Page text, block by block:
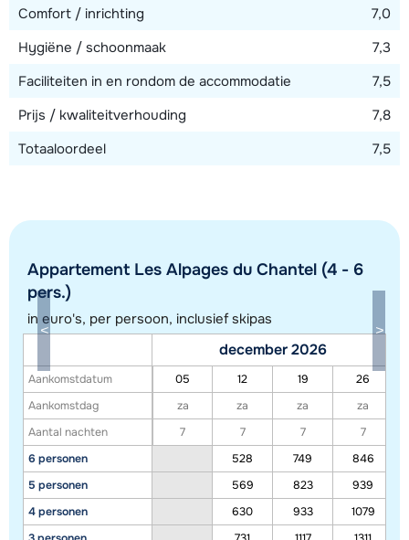
Toon alle accommodaties in dit gebied
exacte locatie kan enigszins afwijken.
Comfort / inrichting
7,0
Hygiëne / schoonmaak
7,3
Faciliteiten in en rondom de accommodatie
7,5
Prijs / kwaliteitverhouding
7,8
Totaaloordeel
7,5
Appartement Les Alpages du Chantel (4 - 6
pers.)
in euro's, per persoon, inclusief skipas
Aankomstdatum
Aankomstdag
Aantal nachten
6 personen
5 personen
4 personen
december 2026
05 12 19
26
za
za za
za
7
7 7
7
528
749
846
569
823
939
630
933
1079